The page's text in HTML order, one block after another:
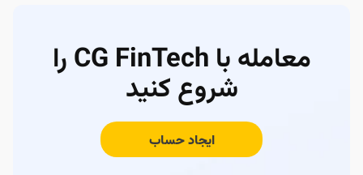
معامله با CG FinTech را
شروع کنید
ایجاد حساب